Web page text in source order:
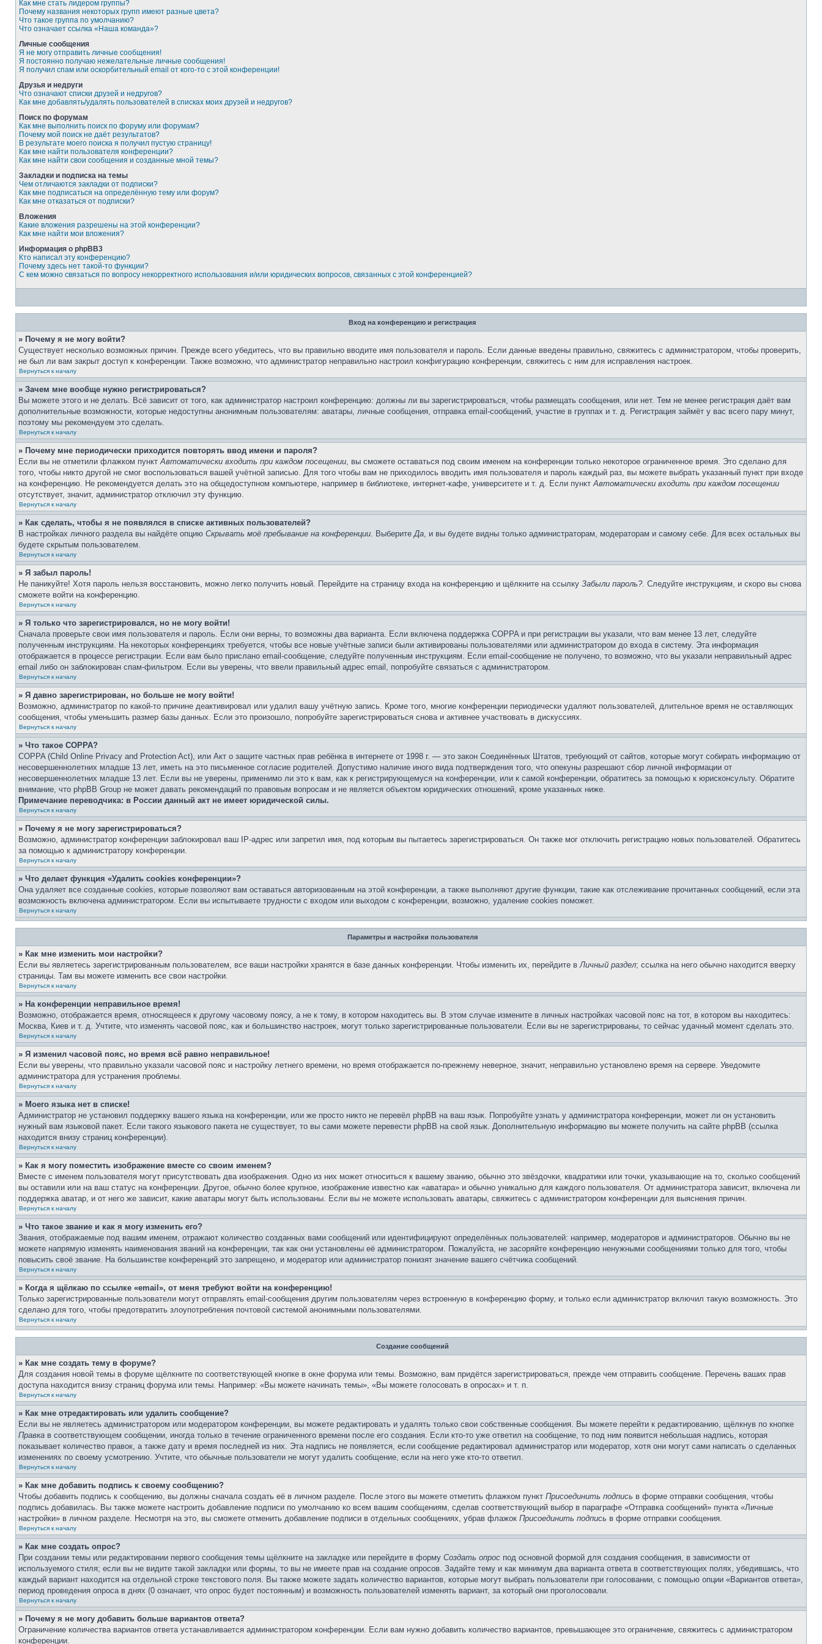
Как мне стать лидером группы?
Почему названия некоторых групп имеют разные цвета?
Что такое группа по умолчанию?
Что означает ссылка «Наша команда»?
Личные сообщения
Я не могу отправить личные сообщения!
Я постоянно получаю нежелательные личные сообщения!
Я получил спам или оскорбительный email от кого-то с этой конференции!
Друзья и недруги
Что означают списки друзей и недругов?
Как мне добавлять/удалять пользователей в списках моих друзей и недругов?
Поиск по форумам
Как мне выполнить поиск по форуму или форумам?
Почему мой поиск не даёт результатов?
В результате моего поиска я получил пустую страницу!
Как мне найти пользователя конференции?
Как мне найти свои сообщения и созданные мной темы?
Закладки и подписка на темы
Чем отличаются закладки от подписки?
Как мне подписаться на определённую тему или форум?
Как мне отказаться от подписки?
Вложения
Какие вложения разрешены на этой конференции?
Как мне найти мои вложения?
Информация о phpBB3
Кто написал эту конференцию?
Почему здесь нет такой-то функции?
С кем можно связаться по вопросу некорректного использования и/или юридических вопросов, связанных с этой конференцией?
Вход на конференцию и регистрация
» Почему я не могу войти?
Существует несколько возможных причин. Прежде всего убедитесь, что вы правильно вводите имя пользователя и пароль. Если данные введены правильно, свяжитесь с администратором, чтобы проверить,
не был ли вам закрыт доступ к конференции. Также возможно, что администратор неправильно настроил конфигурацию конференции, свяжитесь с ним для исправления настроек.
Вернуться к началу
» Зачем мне вообще нужно регистрироваться?
Вы можете этого и не делать. Всё зависит от того, как администратор настроил конференцию: должны ли вы зарегистрироваться, чтобы размещать сообщения, или нет. Тем не менее регистрация даёт вам
дополнительные возможности, которые недоступны анонимным пользователям: аватары, личные сообщения, отправка email-сообщений, участие в группах и т. д. Регистрация займёт у вас всего пару минут,
поэтому мы рекомендуем это сделать.
Вернуться к началу
» Почему мне периодически приходится повторять ввод имени и пароля?
Если вы не отметили флажком пунктАвтоматически входить при каждом посещении, вы сможете оставаться под своим именем на конференции только некоторое ограниченное время. Это сделано для
того, чтобы никто другой не смог воспользоваться вашей учётной записью. Для того чтобы вам не приходилось вводить имя пользователя и пароль каждый раз, вы можете выбрать указанный пункт при входе
на конференцию. Не рекомендуется делать это на общедоступном компьютере, например в библиотеке, интернет-кафе, университете и т. д. Если пунктАвтоматически входить при каждом посещении
отсутствует, значит, администратор отключил эту функцию.
Вернуться к началу
» Как сделать, чтобы я не появлялся в списке активных пользователей?
В настройках личного раздела вы найдёте опцию Скрывать моё пребывание на конференции. ВыберитеДа, и вы будете видны только администраторам, модераторам и самому себе. Для всех остальных вы
будете скрытым пользователем.
Вернуться к началу
» Я забыл пароль!
Не паникуйте! Хотя пароль нельзя восстановить, можно легко получить новый. Перейдите на страницу входа на конференцию и щёлкните на ссылку Забыли пароль?. Следуйте инструкциям, и скоро вы снова
сможете войти на конференцию.
Вернуться к началу
» Я только что зарегистрировался, но не могу войти!
Сначала проверьте свои имя пользователя и пароль. Если они верны, то возможны два варианта. Если включена поддержка COPPA и при регистрации вы указали, что вам менее 13 лет, следуйте
полученным инструкциям. На некоторых конференциях требуется, чтобы все новые учётные записи были активированы пользователями или администратором до входа в систему. Эта информация
отображается в процессе регистрации. Если вам было прислано email-сообщение, следуйте полученным инструкциям. Если email-сообщение не получено, то возможно, что вы указали неправильный адрес
email либо он заблокирован спам-фильтром. Если вы уверены, что ввели правильный адрес email, попробуйте связаться с администратором.
Вернуться к началу
» Я давно зарегистрирован, но больше не могу войти!
Возможно, администратор по какой-то причине деактивировал или удалил вашу учётную запись. Кроме того, многие конференции периодически удаляют пользователей, длительное время не оставляющих
сообщения, чтобы уменьшить размер базы данных. Если это произошло, попробуйте зарегистрироваться снова и активнее участвовать в дискуссиях.
Вернуться к началу
» Что такое COPPA?
COPPA (Child Online Privacy and Protection Act), или Акт о защите частных прав ребёнка в интернете от 1998 г. — это закон Соединённых Штатов, требующий от сайтов, которые могут собирать информацию от
несовершеннолетних младше 13 лет, иметь на это письменное согласие родителей. Допустимо наличие иного вида подтверждения того, что опекуны разрешают сбор личной информации от
несовершеннолетних младше 13 лет. Если вы не уверены, применимо ли это к вам, как к регистрирующемуся на конференции, или к самой конференции, обратитесь за помощью к юрисконсульту. Обратите
внимание, что phpBB Group не может давать рекомендаций по правовым вопросам и не является объектом юридических отношений, кроме указанных ниже.
Примечание переводчика: в России данный акт не имеет юридической силы.
Вернуться к началу
» Почему я не могу зарегистрироваться?
Возможно, администратор конференции заблокировал ваш IP-адрес или запретил имя, под которым вы пытаетесь зарегистрироваться. Он также мог отключить регистрацию новых пользователей. Обратитесь
за помощью к администратору конференции.
Вернуться к началу
» Что делает функция «Удалить cookies конференции»?
Она удаляет все созданные cookies, которые позволяют вам оставаться авторизованным на этой конференции, а также выполняют другие функции, такие как отслеживание прочитанных сообщений, если эта
возможность включена администратором. Если вы испытываете трудности с входом или выходом с конференции, возможно, удаление cookies поможет.
Вернуться к началу
Параметры и настройки пользователя
» Как мне изменить мои настройки?
Если вы являетесь зарегистрированным пользователем, все ваши настройки хранятся в базе данных конференции. Чтобы изменить их, перейдите вЛичный раздел; ссылка на него обычно находится вверху
страницы. Там вы можете изменить все свои настройки.
Вернуться к началу
» На конференции неправильное время!
Возможно, отображается время, относящееся к другому часовому поясу, а не к тому, в котором находитесь вы. В этом случае измените в личных настройках часовой пояс на тот, в котором вы находитесь:
Москва, Киев и т. д. Учтите, что изменять часовой пояс, как и большинство настроек, могут только зарегистрированные пользователи. Если вы не зарегистрированы, то сейчас удачный момент сделать это.
Вернуться к началу
» Я изменил часовой пояс, но время всё равно неправильное!
Если вы уверены, что правильно указали часовой пояс и настройку летнего времени, но время отображается по-прежнему неверное, значит, неправильно установлено время на сервере. Уведомите
администратора для устранения проблемы.
Вернуться к началу
» Моего языка нет в списке!
Администратор не установил поддержку вашего языка на конференции, или же просто никто не перевёл phpBB на ваш язык. Попробуйте узнать у администратора конференции, может ли он установить
нужный вам языковой пакет. Если такого языкового пакета не существует, то вы сами можете перевести phpBB на свой язык. Дополнительную информацию вы можете получить на сайте phpBB (ссылка
находится внизу страниц конференции).
Вернуться к началу
» Как я могу поместить изображение вместе со своим именем?
Вместе с именем пользователя могут присутствовать два изображения. Одно из них может относиться к вашему званию, обычно это звёздочки, квадратики или точки, указывающие на то, сколько сообщений
вы оставили или на ваш статус на конференции. Другое, обычно более крупное, изображение известно как «аватара» и обычно уникально для каждого пользователя. От администратора зависит, включена ли
поддержка аватар, и от него же зависит, какие аватары могут быть использованы. Если вы не можете использовать аватары, свяжитесь с администратором конференции для выяснения причин.
Вернуться к началу
» Что такое звание и как я могу изменить его?
Звания, отображаемые под вашим именем, отражают количество созданных вами сообщений или идентифицируют определённых пользователей: например, модераторов и администраторов. Обычно вы не
можете напрямую изменять наименования званий на конференции, так как они установлены её администратором. Пожалуйста, не засоряйте конференцию ненужными сообщениями только для того, чтобы
повысить своё звание. На большинстве конференций это запрещено, и модератор или администратор понизят значение вашего счётчика сообщений.
Вернуться к началу
» Когда я щёлкаю по ссылке «email», от меня требуют войти на конференцию!
Только зарегистрированные пользователи могут отправлять email-сообщения другим пользователям через встроенную в конференцию форму, и только если администратор включил такую возможность. Это
сделано для того, чтобы предотвратить злоупотребления почтовой системой анонимными пользователями.
Вернуться к началу
Создание сообщений
» Как мне создать тему в форуме?
Для создания новой темы в форуме щёлкните по соответствующей кнопке в окне форума или темы. Возможно, вам придётся зарегистрироваться, прежде чем отправить сообщение. Перечень ваших прав
доступа находится внизу страниц форума или темы. Например: «Вы можете начинать темы», «Вы можете голосовать в опросах» и т. п.
Вернуться к началу
» Как мне отредактировать или удалить сообщение?
Если вы не являетесь администратором или модератором конференции, вы можете редактировать и удалять только свои собственные сообщения. Вы можете перейти к редактированию, щёлкнув по кнопке
Правка в соответствующем сообщении, иногда только в течение ограниченного времени после его создания. Если кто-то уже ответил на сообщение, то под ним появится небольшая надпись, которая
показывает количество правок, а также дату и время последней из них. Эта надпись не появляется, если сообщение редактировал администратор или модератор, хотя они могут сами написать о сделанных
изменениях по своему усмотрению. Учтите, что обычные пользователи не могут удалить сообщение, если на него уже кто-то ответил.
Вернуться к началу
» Как мне добавить подпись к своему сообщению?
Чтобы добавить подпись к сообщению, вы должны сначала создать её в личном разделе. После этого вы можете отметить флажком пункт Присоединить подпись в форме отправки сообщения, чтобы
подпись добавилась. Вы также можете настроить добавление подписи по умолчанию ко всем вашим сообщениям, сделав соответствующий выбор в параграфе «Отправка сообщений» пункта «Личные
настройки» в личном разделе. Несмотря на это, вы сможете отменить добавление подписи в отдельных сообщениях, убрав флажок Присоединить подпись в форме отправки сообщения.
Вернуться к началу
» Как мне создать опрос?
При создании темы или редактировании первого сообщения темы щёлкните на закладке или перейдите в форму Создать опрос под основной формой для создания сообщения, в зависимости от
используемого стиля; если вы не видите такой закладки или формы, то вы не имеете прав на создание опросов. Задайте тему и как минимум два варианта ответа в соответствующих полях, убедившись, что
каждый вариант находится на отдельной строке текстового поля. Вы также можете задать количество вариантов, которые могут выбрать пользователи при голосовании, с помощью опции «Вариантов ответа»,
период проведения опроса в днях (0 означает, что опрос будет постоянным) и возможность пользователей изменять вариант, за который они проголосовали.
Вернуться к началу
» Почему я не могу добавить больше вариантов ответа?
Ограничение количества вариантов ответа устанавливается администратором конференции. Если вам нужно добавить количество вариантов, превышающее это ограничение, свяжитесь с администратором
конференции.